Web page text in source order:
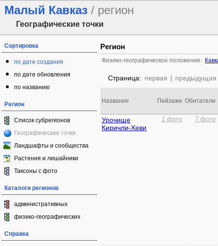
Малый Кавказ / регион
Географические точки
Сортировка
по дате создания
по дате обновления
по названию
Регион
Список субрегионов
Географические точки
Ландшафты и сообщества
Растения и лишайники
Таксоны с фото
Каталоги регионов
административных
физико-географических
Справка
Регион
Физико-географическое положение:
Страница: первая | предыдущая
Название Пейзажи Обитатели
Урочище
Киричли-Хеви
1 фото 7 фото